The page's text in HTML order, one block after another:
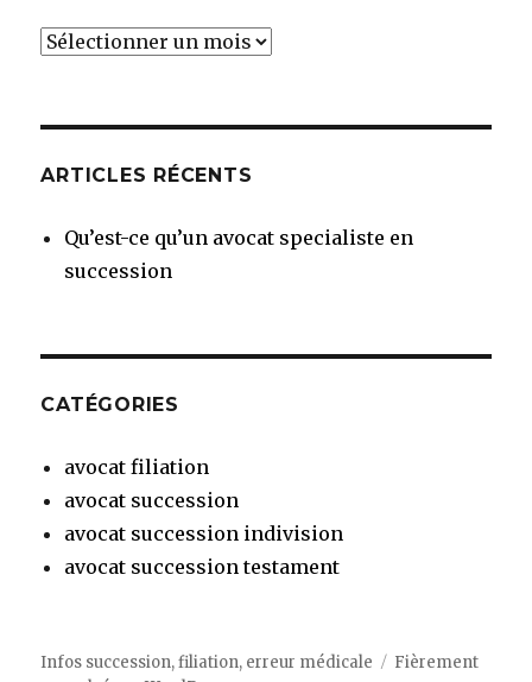
Archives
ARTICLES RÉCENTS
Qu’est-ce qu’un avocat specialiste en
succession
CATÉGORIES
avocat filiation
avocat succession
avocat succession indivision
avocat succession testament
Infos succession, filiation, erreur médicale
Fièrement